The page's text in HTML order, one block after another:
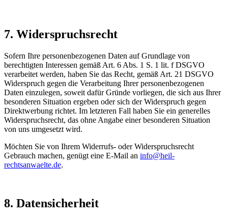
7. Widerspruchsrecht
Sofern Ihre personenbezogenen Daten auf Grundlage von
berechtigten Interessen gemäß Art. 6 Abs. 1 S. 1 lit. f DSGVO
verarbeitet werden, haben Sie das Recht, gemäß Art. 21 DSGVO
Widerspruch gegen die Verarbeitung Ihrer personenbezogenen
Daten einzulegen, soweit dafür Gründe vorliegen, die sich aus Ihrer
besonderen Situation ergeben oder sich der Widerspruch gegen
Direktwerbung richtet. Im letzteren Fall haben Sie ein generelles
Widerspruchsrecht, das ohne Angabe einer besonderen Situation
von uns umgesetzt wird.
Möchten Sie von Ihrem Widerrufs- oder Widerspruchsrecht
Gebrauch machen, genügt eine E-Mail an info@heil-
rechtsanwaelte.de.
8. Datensicherheit